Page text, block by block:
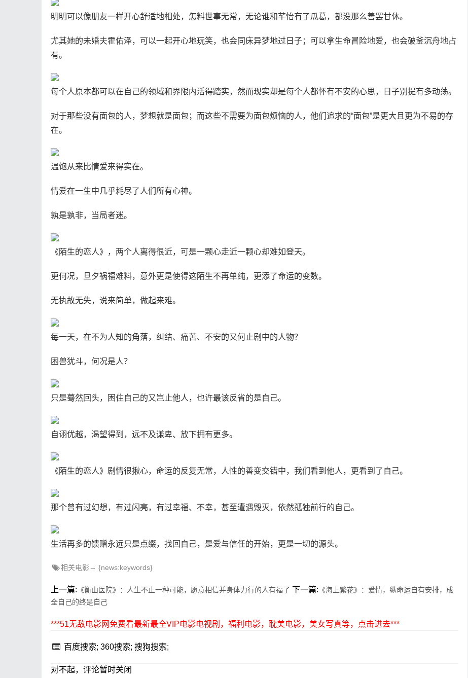
明明可以像朋友一样开心舒适地相处，怎料世事无常，无论谁和芊怡有了瓜葛，都没那么善罢甘休。
尤其她的未婚夫霍佑泽，可以一起开心地玩笑，也会同床异梦地过日子；可以拿生命冒险地爱，也会破釜沉舟地占
有。
每个人原本都可以在自己的领域和界限内活得踏实，然而现实却是每个人都怀有不安的心思，日子别提有多动荡。
对于那些没有面包的人，梦想就是面包；而这些不需要为面包烦恼的人，他们追求的“面包”是更大且更为不易的存
在。
温饱从来比情爱来得实在。
情爱在一生中几乎耗尽了人们所有心神。
孰是孰非，当局者迷。
《陌生的恋人》，两个人离得很近，可是一颗心走近一颗心却难如登天。
更何况，旦夕祸福难料，意外更是使得这陌生不再单纯，更添了命运的变数。
无执故无失，说来简单，做起来难。
每一天，在不为人知的角落，纠结、痛苦、不安的又何止剧中的人物？
困兽犹斗，何况是人？
只是蓦然回头，困住自己的又岂止他人，也许最该反省的是自己。
自诩优越，渴望得到，远不及谦卑、放下拥有更多。
《陌生的恋人》剧情很揪心，命运的反复无常，人性的善变交错中，我们看到他人，更看到了自己。
那个曾有过幻想，有过闪亮，有过幸福、不幸，甚至遭遇毁灭，依然孤独前行的自己。
生活再多的馈赠永远只是点缀，找回自己，是爱与信任的开始，更是一切的源头。
相关电影→ {news:keywords}
上一篇: 《衡山医院》：人生不止一种可能，愿意相信并身体力行的人有福了 下一篇: 《海上繁花》：爱情，纵命运自有安排，成
全自己的终是自己
***51无敌电影网免费看最新最全VIP电影电视剧，福利电影，耽美电影，美女写真等，点击进去***
百度搜索; 360搜索; 搜狗搜索;
对不起，评论暂时关闭